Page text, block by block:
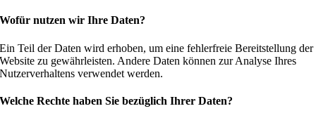
Wofür nutzen wir Ihre Daten?
Ein Teil der Daten wird erhoben, um eine fehlerfreie Bereitstellung der
Website zu gewährleisten. Andere Daten können zur Analyse Ihres
Nutzerverhaltens verwendet werden.
Welche Rechte haben Sie bezüglich Ihrer Daten?